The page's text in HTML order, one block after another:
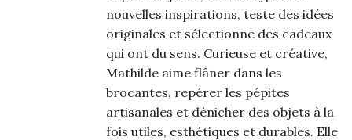
nouvelles inspirations, teste des idées
originales et sélectionne des cadeaux
qui ont du sens. Curieuse et créative,
Mathilde aime flâner dans les
brocantes, repérer les pépites
artisanales et dénicher des objets à la
fois utiles, esthétiques et durables. Elle